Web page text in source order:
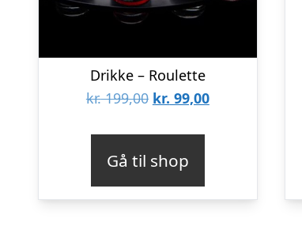
Drikke – Roulette
kr.199,00 Den
var:
kr. 199,00.
kr. 99,00Den
kr. 99,00.
Gå til shop